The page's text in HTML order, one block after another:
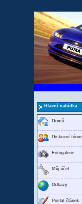
Hlavní nabídka
Domů
Diskuzní fórum
Fotogalerie
Můj účet
Odkazy
Poslat článek